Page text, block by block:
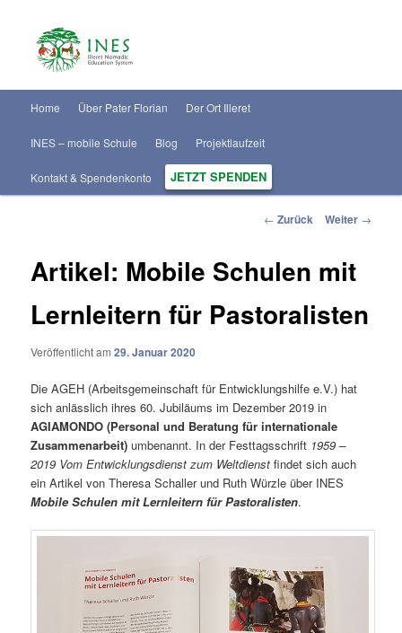
m
Zum
Inhalt
wechseln
Home Über Pater Florian Der Ort Illeret
INES – mobile Schule Blog Projektlaufzeit
Kontakt & Spendenkonto JETZT SPENDEN
B
t
a
g
N
a
v
i
g
a
t
o
← Zurück Weiter →
Artikel: Mobile Schulen mit
Lernleitern für Pastoralisten
Veröffentlicht am29. Januar 2020
Die AGEH (Arbeitsgemeinschaft für Entwicklungshilfe e.V.) hat
sich anlässlich ihres 60. Jubiläums im Dezember 2019 in
AGIAMONDO (Personal und Beratung für internationale
Zusammenarbeit)umbenannt. In der Festtagsschrift 1959 –
2019 Vom Entwicklungsdienst zum Weltdienst findet sich auch
ein Artikel von Theresa Schaller und Ruth Würzle über INES
Mobile Schulen mit Lernleitern für Pastoralisten.